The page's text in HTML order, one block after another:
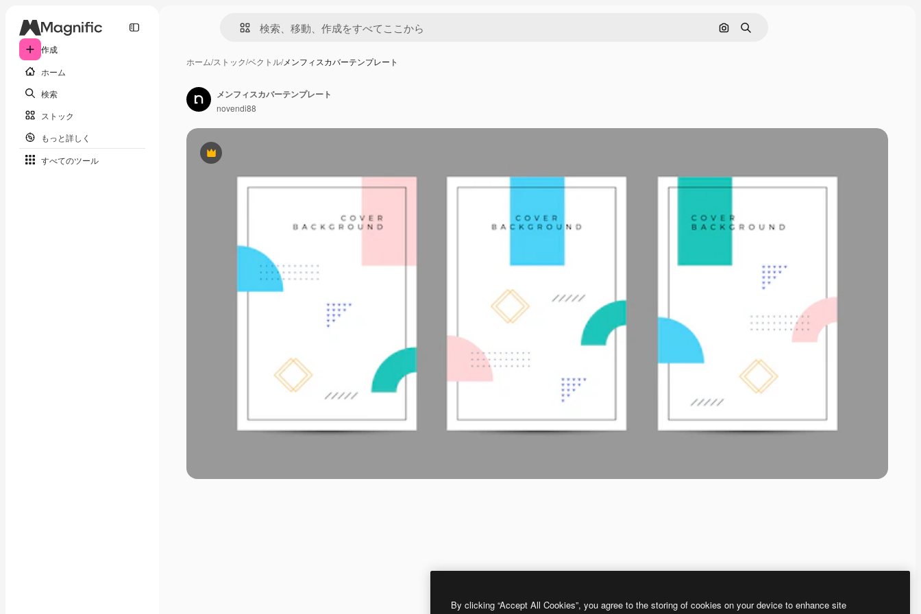
作成
ホーム
検索
ストック
もっと詳しく
すべてのツール
画像で検索
検索
ホーム/ストック/ベクトル/メンフィスカバーテンプレート
Premium
メンフィスカバーテンプレート
novendi88
By clicking “Accept All Cookies”, you agree to the storing of cookies on your device to enhance site